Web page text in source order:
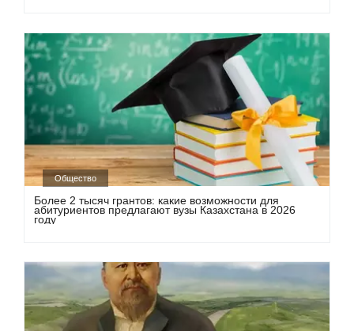
Общество
Более 2 тысяч грантов: какие возможности для
абитуриентов предлагают вузы Казахстана в 2026
году